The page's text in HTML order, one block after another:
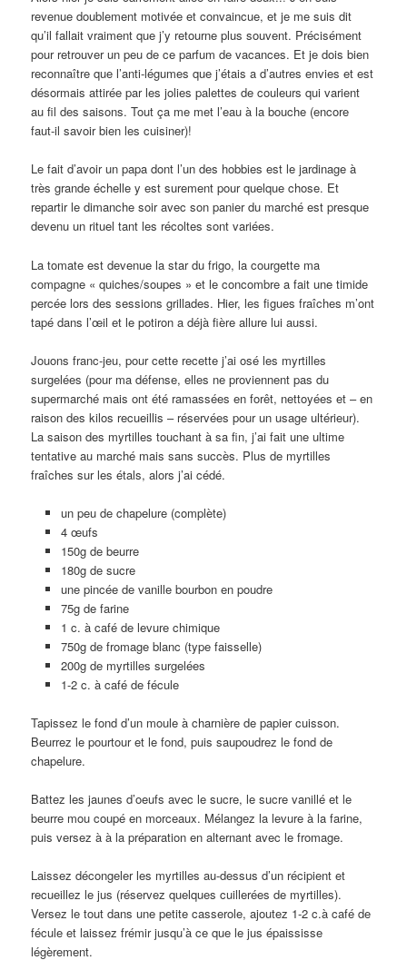
revenue doublement motivée et convaincue, et je me suis dit
qu’il fallait vraiment que j’y retourne plus souvent. Précisément
pour retrouver un peu de ce parfum de vacances. Et je dois bien
reconnaître que l’anti-légumes que j’étais a d’autres envies et est
désormais attirée par les jolies palettes de couleurs qui varient
au fil des saisons. Tout ça me met l’eau à la bouche (encore
faut-il savoir bien les cuisiner)!
Le fait d’avoir un papa dont l’un des hobbies est le jardinage à
très grande échelle y est surement pour quelque chose. Et
repartir le dimanche soir avec son panier du marché est presque
devenu un rituel tant les récoltes sont variées.
La tomate est devenue la star du frigo, la courgette ma
compagne « quiches/soupes » et le concombre a fait une timide
percée lors des sessions grillades. Hier, les figues fraîches m’ont
tapé dans l’œil et le potiron a déjà fière allure lui aussi.
Jouons franc-jeu, pour cette recette j’ai osé les myrtilles
surgelées (pour ma défense, elles ne proviennent pas du
supermarché mais ont été ramassées en forêt, nettoyées et – en
raison des kilos recueillis – réservées pour un usage ultérieur).
La saison des myrtilles touchant à sa fin, j’ai fait une ultime
tentative au marché mais sans succès. Plus de myrtilles
fraîches sur les étals, alors j’ai cédé.
un peu de chapelure (complète)
4 œufs
150g de beurre
180g de sucre
une pincée de vanille bourbon en poudre
75g de farine
1 c. à café de levure chimique
750g de fromage blanc (type faisselle)
200g de myrtilles surgelées
1-2 c. à café de fécule
Tapissez le fond d’un moule à charnière de papier cuisson.
Beurrez le pourtour et le fond, puis saupoudrez le fond de
chapelure.
Battez les jaunes d’oeufs avec le sucre, le sucre vanillé et le
beurre mou coupé en morceaux. Mélangez la levure à la farine,
puis versez à à la préparation en alternant avec le fromage.
Laissez décongeler les myrtilles au-dessus d’un récipient et
recueillez le jus (réservez quelques cuillerées de myrtilles).
Versez le tout dans une petite casserole, ajoutez 1-2 c.à café de
fécule et laissez frémir jusqu’à ce que le jus épaississe
légèrement.